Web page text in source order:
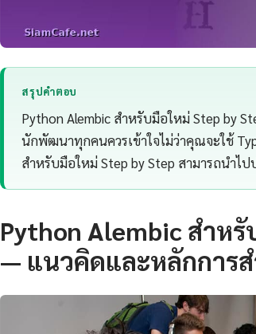
สรุปคำตอบ
Python Alembic สำหรับมือใหม่ Step by
นักพัฒนาทุกคนควรเข้าใจไม่ว่าคุณจะใช้
สำหรับมือใหม่ Step by Step สามารถนำไ
Python Alembic สำห
— แนวคิดและหลักการ